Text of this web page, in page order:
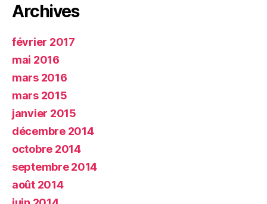
Archives
février 2017
mai 2016
mars 2016
mars 2015
janvier 2015
décembre 2014
octobre 2014
septembre 2014
août 2014